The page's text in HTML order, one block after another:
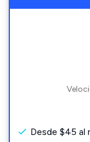
Desde $45 al